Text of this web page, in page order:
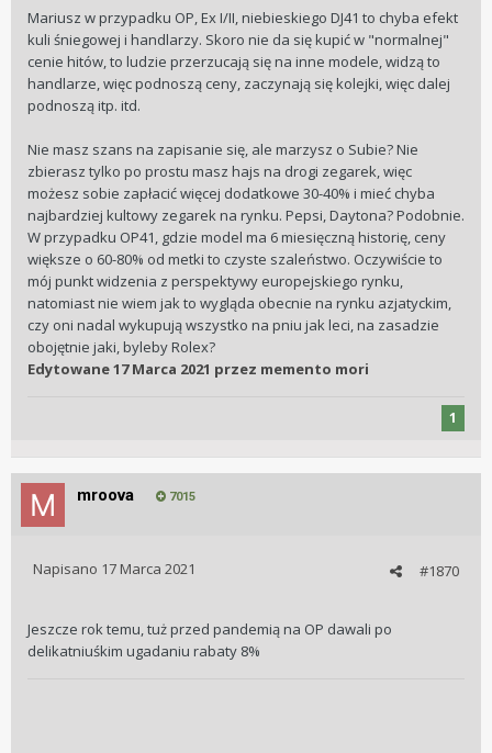
Mariusz w przypadku OP, Ex I/II, niebieskiego DJ41 to chyba efekt
kuli śniegowej i handlarzy. Skoro nie da się kupić w "normalnej"
cenie hitów, to ludzie przerzucają się na inne modele, widzą to
handlarze, więc podnoszą ceny, zaczynają się kolejki, więc dalej
podnoszą itp. itd.
Nie masz szans na zapisanie się, ale marzysz o Subie? Nie
zbierasz tylko po prostu masz hajs na drogi zegarek, więc
możesz sobie zapłacić więcej dodatkowe 30-40% i mieć chyba
najbardziej kultowy zegarek na rynku. Pepsi, Daytona? Podobnie.
W przypadku OP41, gdzie model ma 6 miesięczną historię, ceny
większe o 60-80% od metki to czyste szaleństwo. Oczywiście to
mój punkt widzenia z perspektywy europejskiego rynku,
natomiast nie wiem jak to wygląda obecnie na rynku azjatyckim,
czy oni nadal wykupują wszystko na pniu jak leci, na zasadzie
obojętnie jaki, byleby Rolex?
Edytowane17 Marca 2021 przez memento mori
1
mroova 7015
#1870
Napisano 17 Marca 2021
Jeszcze rok temu, tuż przed pandemią na OP dawali po
delikatniuśkim ugadaniu rabaty 8%